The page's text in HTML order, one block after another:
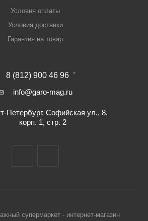
Условия оплаты
Условия доставки
Гарантия на товар
8 (812) 900 46 96
info@garo-mag.ru
Петербург, Софийская ул., 8,
корп. 1, стр. 2
супермаркет - интернет-магазин